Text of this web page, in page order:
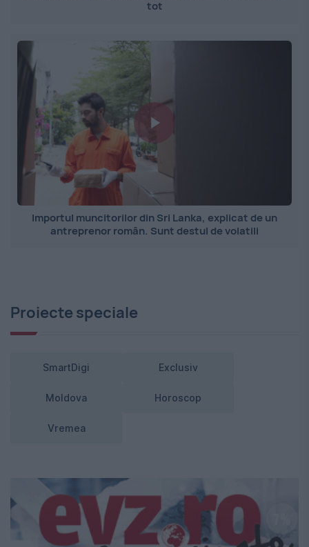
tot
Importul muncitorilor din Sri Lanka, explicat de un
antreprenor român. Sunt destul de volatili
Proiecte speciale
SmartDigi Exclusiv
Moldova Horoscop
Vremea